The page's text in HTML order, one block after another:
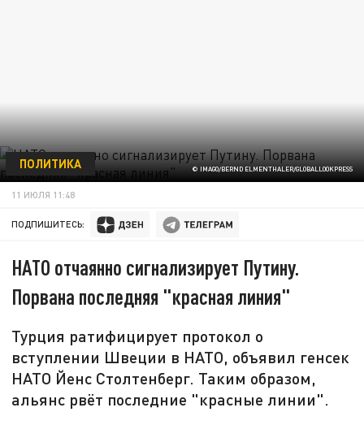
© IMAGO/BERND ELMENTHALER/GLOBALLOOKPRESS
ПОЛИТИКА
11 ИЮЛЯ 11:48
ПОДПИШИТЕСЬ:
НАТО отчаянно сигнализирует Путину.
Порвана последняя "красная линия"
Турция ратифицирует протокол о
вступлении Швеции в НАТО, объявил генсек
НАТО Йенс Столтенберг. Таким образом,
альянс рвёт последние "красные линии".